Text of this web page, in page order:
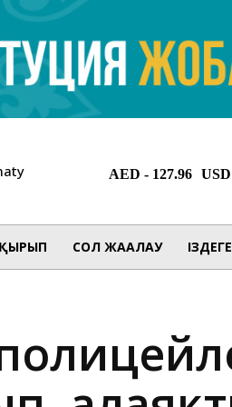
СОЛ ЖАҒАЛАУ